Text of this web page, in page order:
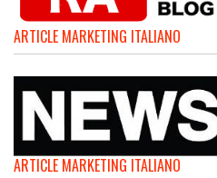
ARTICLE MARKETING ITALIANO
ARTICLE MARKETING ITALIANO